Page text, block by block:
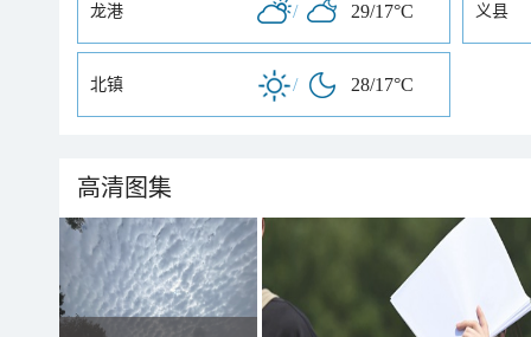
龙港 / 29/17°C 义县
北镇 / 28/17°C
高清图集